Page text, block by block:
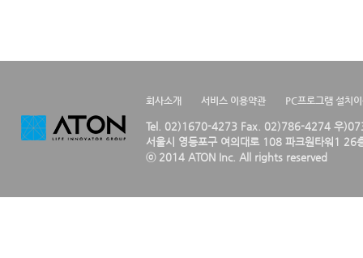
회사소개 서비스 이용약관 PC프로그램 설치
Tel. 02)1670-4273 Fax. 02)786-4274 우
서울시 영등포구 여의대로 108 파크원타워1 26
ⓒ 2014 ATON Inc. All rights reserved